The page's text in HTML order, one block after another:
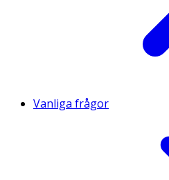
Vanliga frågor